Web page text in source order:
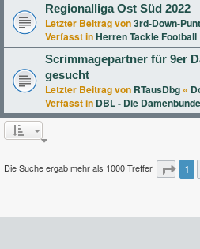
Regionalliga Ost Süd 2022
Letzter Beitrag von3rd-Down-
Verfasst inHerren Tackle Football
Scrimmagepartner für 9er
gesucht
Letzter Beitrag von RTausDbg «
Verfasst in DBL - Die
Die Suche ergab mehr als 1000 Treffer 1